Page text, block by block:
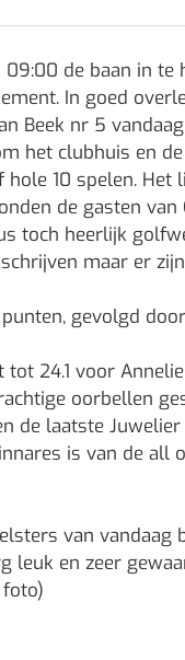
de baan in te
In goed
Beek nr 5
het clubhuis en
10 spelen.
de gasten van
toch heerlijk
maar er
gevolgd
24.1 voor
oorbellen
de laatste
is van de all
van vandaag
leuk en zeer